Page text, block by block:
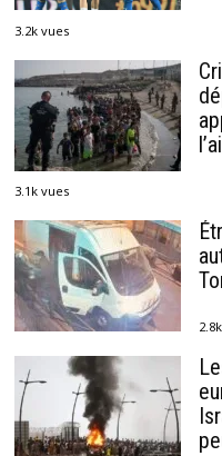
3.2k vues
3.1k vues